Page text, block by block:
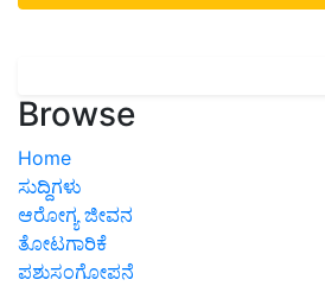
Browse
Home
ಸುದ್ದಿಗಳು
ಆರೋಗ್ಯ ಜೀವನ
ತೋಟಗಾರಿಕೆ
ಪಶುಸಂಗೋಪನೆ